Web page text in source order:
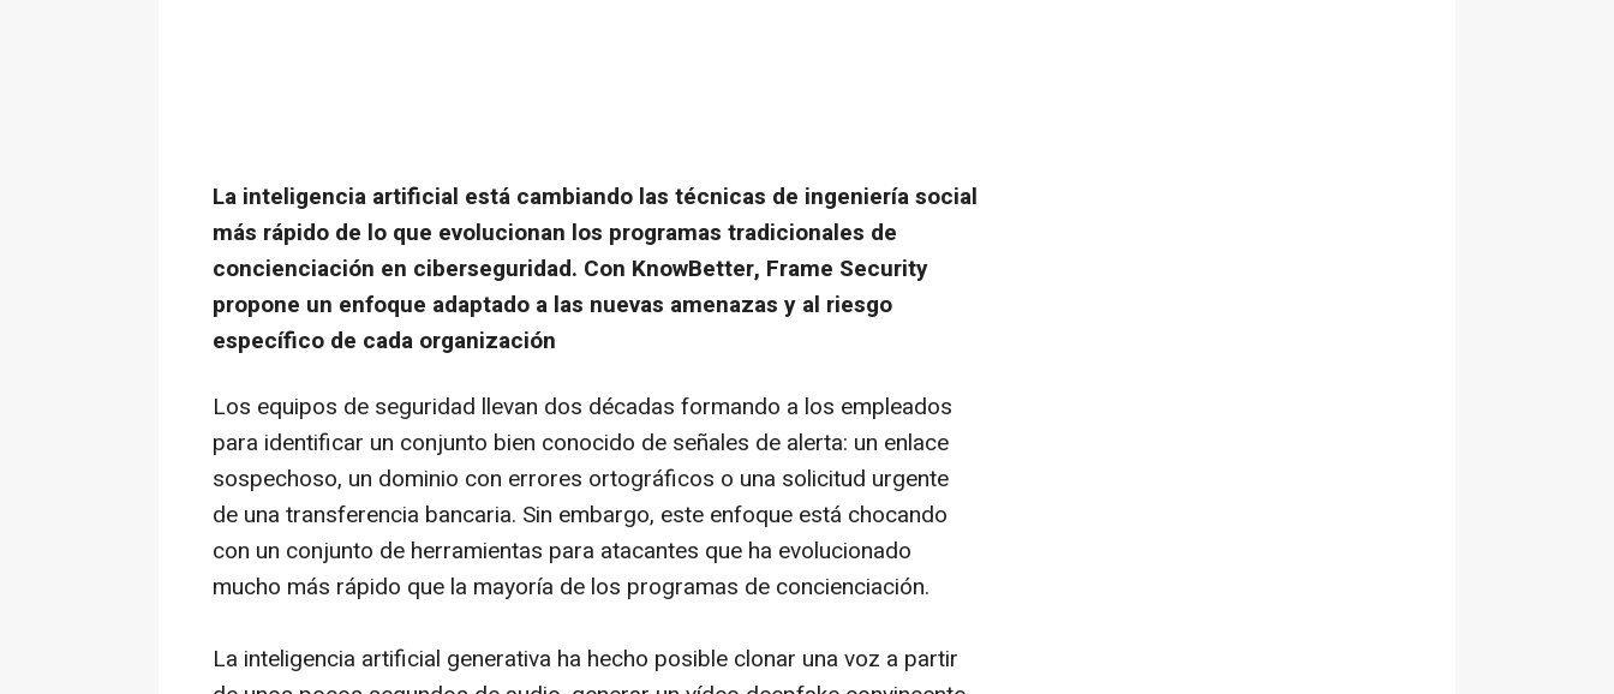
La inteligencia artificial está cambiando las técnicas de ingeniería social
más rápido de lo que evolucionan los programas tradicionales de
concienciación en ciberseguridad. Con KnowBetter, Frame Security
propone un enfoque adaptado a las nuevas amenazas y al riesgo
específico de cada organización
Los equipos de seguridad llevan dos décadas formando a los empleados
para identificar un conjunto bien conocido de señales de alerta: un enlace
sospechoso, un dominio con errores ortográficos o una solicitud urgente
de una transferencia bancaria. Sin embargo, este enfoque está chocando
con un conjunto de herramientas para atacantes que ha evolucionado
mucho más rápido que la mayoría de los programas de concienciación.
La inteligencia artificial generativa ha hecho posible clonar una voz a partir